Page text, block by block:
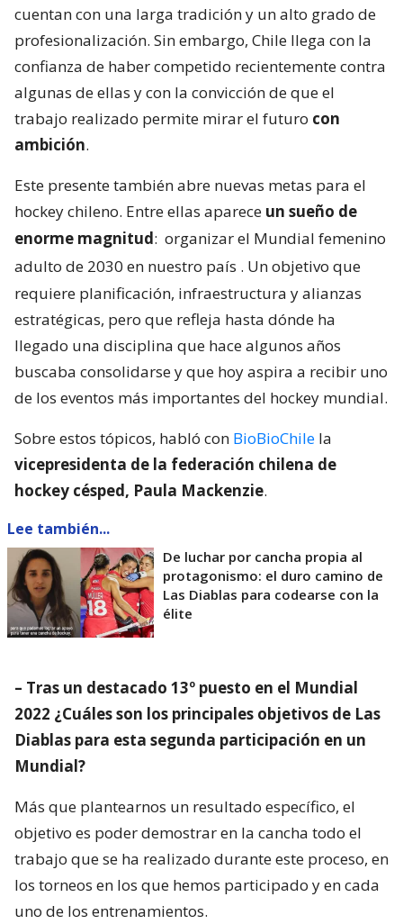
cuentan con una larga tradición y un alto grado de
profesionalización. Sin embargo, Chile llega con la
confianza de haber competido recientemente contra
algunas de ellas y con la convicción de que el
trabajo realizado permite mirar el futuro con
ambición.
Este presente también abre nuevas metas para el
hockey chileno. Entre ellas aparece un sueño de
enorme magnitud: organizar el Mundial femenino
adulto de 2030 en nuestro país . Un objetivo que
requiere planificación, infraestructura y alianzas
estratégicas, pero que refleja hasta dónde ha
llegado una disciplina que hace algunos años
buscaba consolidarse y que hoy aspira a recibir uno
de los eventos más importantes del hockey mundial.
Sobre estos tópicos, habló con BioBioChile la
vicepresidenta de la federación chilena de
hockey césped, Paula Mackenzie.
Lee también...
De luchar por cancha propia al
protagonismo: el duro camino de
Las Diablas para codearse con la
élite
– Tras un destacado 13º puesto en el Mundial
2022 ¿Cuáles son los principales objetivos de Las
Diablas para esta segunda participación en un
Mundial?
Más que plantearnos un resultado específico, el
objetivo es poder demostrar en la cancha todo el
trabajo que se ha realizado durante este proceso, en
los torneos en los que hemos participado y en cada
uno de los entrenamientos.